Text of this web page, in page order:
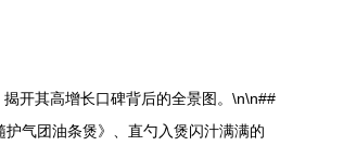
开其高增长口碑背后的全景图。\n\n##
气团油条煲》、直勺入煲闪汁满满的